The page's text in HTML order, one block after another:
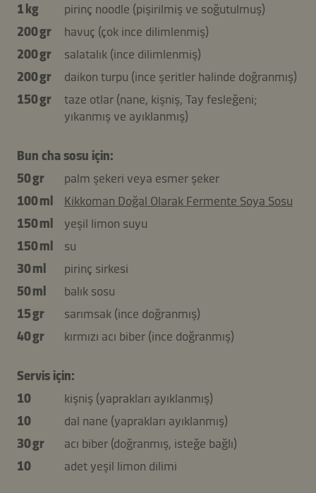
1 kg
pirinç noodle (pişirilmiş ve soğutulmuş)
200 gr
havuç (çok ince dilimlenmiş)
200 gr
salatalık (ince dilimlenmiş)
200 gr
daikon turpu (ince şeritler halinde doğranmış)
150 gr
taze otlar (nane, kişniş, Tay fesleğeni;
yıkanmış ve ayıklanmış)
Bun cha sosu için:
50 gr
palm şekeri veya esmer şeker
100 ml
Kikkoman Doğal Olarak Fermente Soya Sosu
150 ml
yeşil limon suyu
150 ml
su
30 ml
pirinç sirkesi
50 ml
balık sosu
15 gr
sarımsak (ince doğranmış)
40 gr
kırmızı acı biber (ince doğranmış)
Servis için:
10
kişniş (yaprakları ayıklanmış)
10
dal nane (yaprakları ayıklanmış)
30 gr
acı biber (doğranmış, isteğe bağlı)
10
adet yeşil limon dilimi